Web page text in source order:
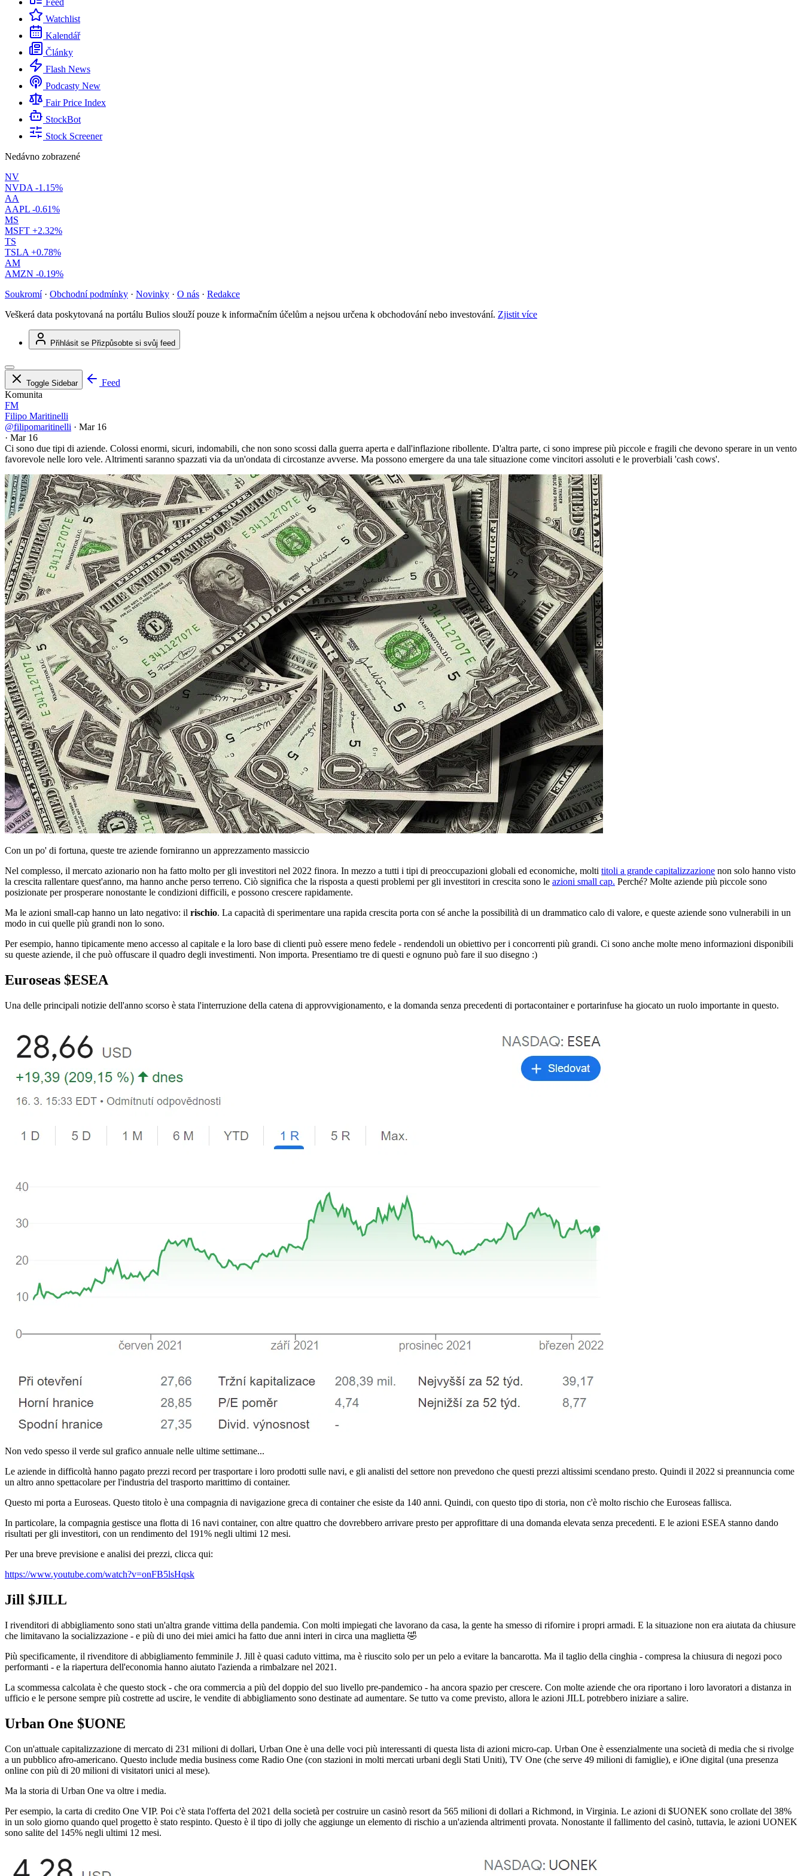
Feed
Watchlist
Kalendář
Články
Flash News
Podcasty New
Fair Price Index
StockBot
Stock Screener
Nedávno zobrazené
NV
NVDA -1.15%
AA
AAPL -0.61%
MS
MSFT +2.32%
TS
TSLA +0.78%
AM
AMZN -0.19%
Soukromí · Obchodní podmínky · Novinky · O nás · Redakce
Veškerá data poskytovaná na portálu Bulios slouží pouze k informačním účelům a nejsou určena k obchodování nebo investování. Zjistit více
Přihlásit se Přizpůsobte si svůj feed
Toggle Sidebar
Feed
Komunita
FM
Filipo Maritinelli
@filipomaritinelli · Mar 16
· Mar 16
Ci sono due tipi di aziende. Colossi enormi, sicuri, indomabili, che non sono scossi dalla guerra aperta e dall'inflazione ribollente. D'altra parte, ci sono imprese più piccole e fragili che devono sperare in un vento
favorevole nelle loro vele. Altrimenti saranno spazzati via da un'ondata di circostanze avverse. Ma possono emergere da una tale situazione come vincitori assoluti e le proverbiali 'cash cows'.
Con un po' di fortuna, queste tre aziende forniranno un apprezzamento massiccio
Nel complesso, il mercato azionario non ha fatto molto per gli investitori nel 2022 finora. In mezzo a tutti i tipi di preoccupazioni globali ed economiche, molti titoli a grande capitalizzazione non solo hanno visto
la crescita rallentare quest'anno, ma hanno anche perso terreno. Ciò significa che la risposta a questi problemi per gli investitori in crescita sono le azioni small cap. Perché? Molte aziende più piccole sono
posizionate per prosperare nonostante le condizioni difficili, e possono crescere rapidamente.
Ma le azioni small-cap hanno un lato negativo: il rischio. La capacità di sperimentare una rapida crescita porta con sé anche la possibilità di un drammatico calo di valore, e queste aziende sono vulnerabili in un
modo in cui quelle più grandi non lo sono.
Per esempio, hanno tipicamente meno accesso al capitale e la loro base di clienti può essere meno fedele - rendendoli un obiettivo per i concorrenti più grandi. Ci sono anche molte meno informazioni disponibili
su queste aziende, il che può offuscare il quadro degli investimenti. Non importa. Presentiamo tre di questi e ognuno può fare il suo disegno :)
Euroseas $ESEA
Una delle principali notizie dell'anno scorso è stata l'interruzione della catena di approvvigionamento, e la domanda senza precedenti di portacontainer e portarinfuse ha giocato un ruolo importante in questo.
Non vedo spesso il verde sul grafico annuale nelle ultime settimane...
Le aziende in difficoltà hanno pagato prezzi record per trasportare i loro prodotti sulle navi, e gli analisti del settore non prevedono che questi prezzi altissimi scendano presto. Quindi il 2022 si preannuncia come
un altro anno spettacolare per l'industria del trasporto marittimo di container.
Questo mi porta a Euroseas. Questo titolo è una compagnia di navigazione greca di container che esiste da 140 anni. Quindi, con questo tipo di storia, non c'è molto rischio che Euroseas fallisca.
In particolare, la compagnia gestisce una flotta di 16 navi container, con altre quattro che dovrebbero arrivare presto per approfittare di una domanda elevata senza precedenti. E le azioni ESEA stanno dando
risultati per gli investitori, con un rendimento del 191% negli ultimi 12 mesi.
Per una breve previsione e analisi dei prezzi, clicca qui:
https://www.youtube.com/watch?v=onFB5lsHqsk
Jill $JILL
I rivenditori di abbigliamento sono stati un'altra grande vittima della pandemia. Con molti impiegati che lavorano da casa, la gente ha smesso di rifornire i propri armadi. E la situazione non era aiutata da chiusure
che limitavano la socializzazione - e più di uno dei miei amici ha fatto due anni interi in circa una maglietta 🤣
Più specificamente, il rivenditore di abbigliamento femminile J. Jill è quasi caduto vittima, ma è riuscito solo per un pelo a evitare la bancarotta. Ma il taglio della cinghia - compresa la chiusura di negozi poco
performanti - e la riapertura dell'economia hanno aiutato l'azienda a rimbalzare nel 2021.
La scommessa calcolata è che questo stock - che ora commercia a più del doppio del suo livello pre-pandemico - ha ancora spazio per crescere. Con molte aziende che ora riportano i loro lavoratori a distanza in
ufficio e le persone sempre più costrette ad uscire, le vendite di abbigliamento sono destinate ad aumentare. Se tutto va come previsto, allora le azioni JILL potrebbero iniziare a salire.
Urban One $UONE
Con un'attuale capitalizzazione di mercato di 231 milioni di dollari, Urban One è una delle voci più interessanti di questa lista di azioni micro-cap. Urban One è essenzialmente una società di media che si rivolge
a un pubblico afro-americano. Questo include media business come Radio One (con stazioni in molti mercati urbani degli Stati Uniti), TV One (che serve 49 milioni di famiglie), e iOne digital (una presenza
online con più di 20 milioni di visitatori unici al mese).
Ma la storia di Urban One va oltre i media.
Per esempio, la carta di credito One VIP. Poi c'è stata l'offerta del 2021 della società per costruire un casinò resort da 565 milioni di dollari a Richmond, in Virginia. Le azioni di $UONEK sono crollate del 38%
in un solo giorno quando quel progetto è stato respinto. Questo è il tipo di jolly che aggiunge un elemento di rischio a un'azienda altrimenti provata. Nonostante il fallimento del casinò, tuttavia, le azioni UONEK
sono salite del 145% negli ultimi 12 mesi.